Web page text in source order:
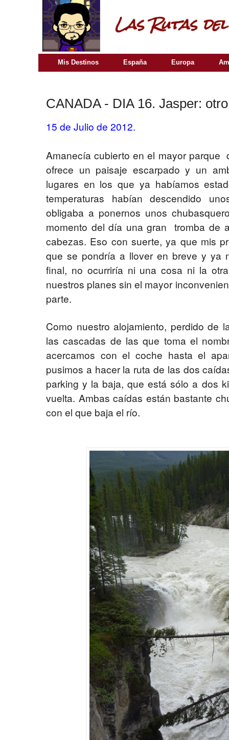
Mis Destinos España Europa
CANADA - DIA 16. Jasper:
15 de Julio de 2012.
Amanecía cubierto en el mayor parque
ofrece un paisaje escarpado y un
lugares en los que ya habíamos
temperaturas habían descendido
obligaba a ponernos unos
momento del día una gran tromba de
cabezas. Eso con suerte, ya que mis
que se pondría a llover en breve y ya
final, no ocurriría ni una cosa ni la
nuestros planes sin el mayor
parte.
Como nuestro alojamiento, perdido de
las cascadas de las que toma el
acercamos con el coche hasta el
pusimos a hacer la ruta de las dos
parking y la baja, que está sólo a dos
vuelta. Ambas caídas están bastante
con el que baja el río.